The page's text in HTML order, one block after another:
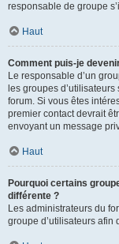
responsable de groupe
Haut
Comment puis-je
Le responsable d’un
les groupes
forum. Si vous êtes
premier contact devrait
envoyant un message
Haut
Pourquoi certains
différente ?
Les administrateurs du
groupe d’utilisateurs afin